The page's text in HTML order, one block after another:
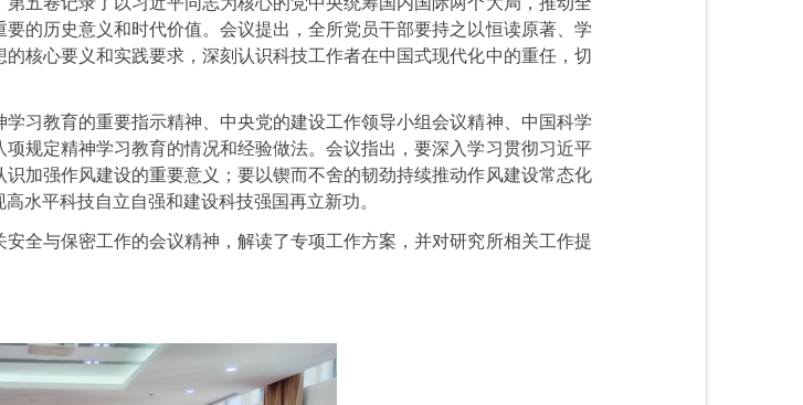
的历史意义和时代价值。会议提出，全所党员干部要持之以恒读原著、学
核心要义和实践要求，深刻认识科技工作者在中国式现代化中的重任，切
习教育的重要指示精神、中央党的建设工作领导小组会议精神、中国科学
规定精神学习教育的情况和经验做法。会议指出，要深入学习贯彻习近平
加强作风建设的重要意义；要以锲而不舍的韧劲持续推动作风建设常态化
水平科技自立自强和建设科技强国再立新功。
全与保密工作的会议精神，解读了专项工作方案，并对研究所相关工作提